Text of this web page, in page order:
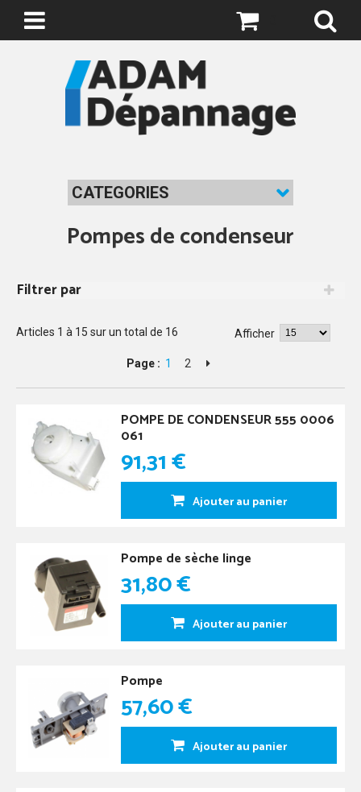
CATEGORIES
Pompes de condenseur
Filtrer par
Articles 1 à 15 sur un total de 16 Afficher
Page : 1 2
POMPE DE CONDENSEUR 555 0006
061
91,31 €
Ajouter au panier
Pompe de sèche linge
31,80 €
Ajouter au panier
Pompe
57,60 €
Ajouter au panier